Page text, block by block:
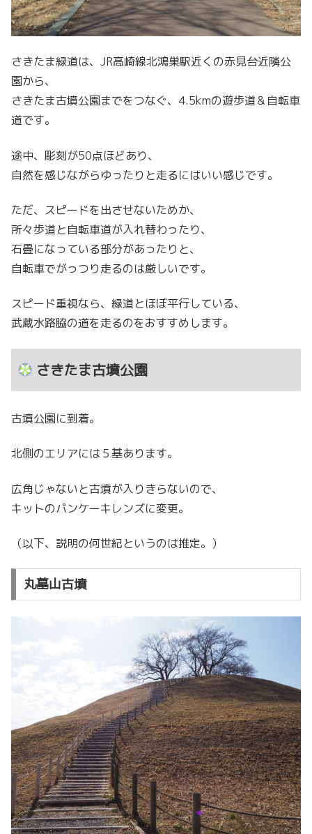
さきたま緑道は、JR高崎線北鴻巣駅近くの赤見台近隣公
園から、
さきたま古墳公園までをつなぐ、4.5kmの遊歩道＆自転車
道です。
途中、彫刻が50点ほどあり、
自然を感じながらゆったりと走るにはいい感じです。
ただ、スピードを出させないためか、
所々歩道と自転車道が入れ替わったり、
石畳になっている部分があったりと、
自転車でがっつり走るのは厳しいです。
スピード重視なら、緑道とほぼ平行している、
武蔵水路脇の道を走るのをおすすめします。
さきたま古墳公園
古墳公園に到着。
北側のエリアには５基あります。
広角じゃないと古墳が入りきらないので、
キットのパンケーキレンズに変更。
（以下、説明の何世紀というのは推定。）
丸墓山古墳